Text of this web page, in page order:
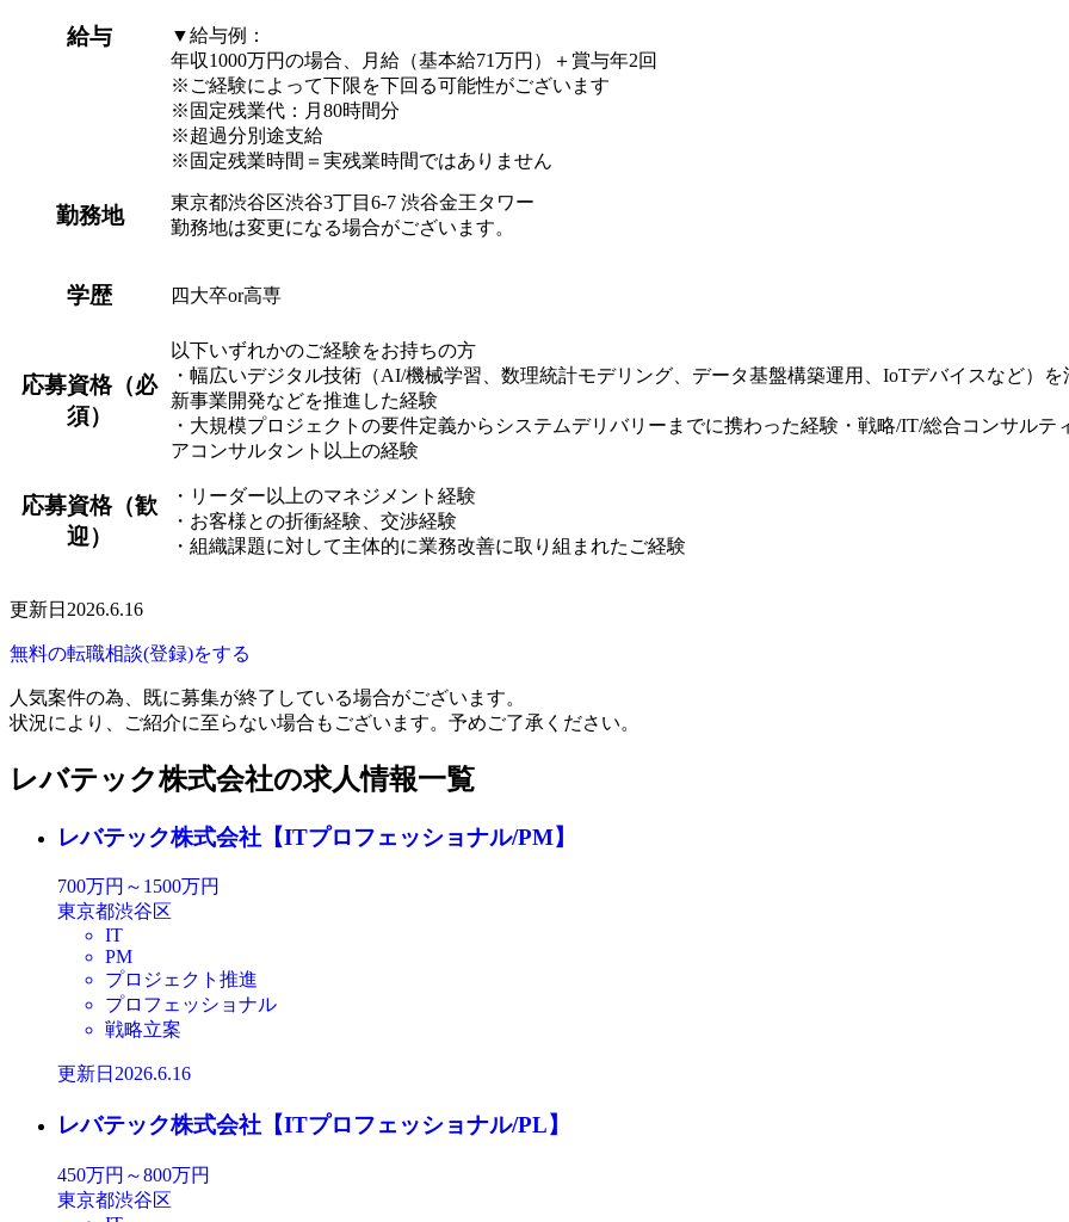
給与
▼給与例：
年収1000万円の場合、月給（基本給71万円）＋賞与年2回
※ご経験によって下限を下回る可能性がございます
※固定残業代：月80時間分
※超過分別途支給
※固定残業時間＝実残業時間ではありません
勤務地
東京都渋谷区渋谷3丁目6-7 渋谷金王タワー
勤務地は変更になる場合がございます。
学歴 四大卒or高専
応募資格（必
須）
以下いずれかのご経験をお持ちの方
・幅広いデジタル技術（AI/機械学習、数理統計モデリング、データ基盤構築運用、IoTデバイスなど）
新事業開発などを推進した経験
・大規模プロジェクトの要件定義からシステムデリバリーまでに携わった経験・戦略/IT/総合コンサル
アコンサルタント以上の経験
応募資格（歓
迎）
・リーダー以上のマネジメント経験
・お客様との折衝経験、交渉経験
・組織課題に対して主体的に業務改善に取り組まれたご経験
更新日2026.6.16
無料の転職相談(登録)をする
人気案件の為、既に募集が終了している場合がございます。
状況により、ご紹介に至らない場合もございます。予めご了承ください。
レバテック株式会社の求人情報一覧
レバテック株式会社【ITプロフェッショナル/PM】
700万円～1500万円
東京都渋谷区
IT
PM
プロジェクト推進
プロフェッショナル
戦略立案
更新日2026.6.16
レバテック株式会社【ITプロフェッショナル/PL】
450万円～800万円
東京都渋谷区